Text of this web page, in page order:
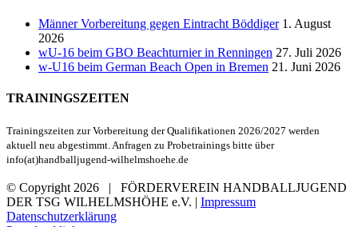
Männer Vorbereitung gegen Eintracht Böddiger 1. August
2026
wU-16 beim GBO Beachturnier in Renningen 27. Juli 2026
w-U16 beim German Beach Open in Bremen 21. Juni 2026
TRAININGSZEITEN
Trainingszeiten zur Vorbereitung der Qualifikationen 2026/2027 werden
aktuell neu abgestimmt. Anfragen zu Probetrainings bitte über
info(at)handballjugend-wilhelmshoehe.de
© Copyright 2026 | FÖRDERVEREIN HANDBALLJUGEND
DER TSG WILHELMSHÖHE e.V. | Impressum
Datenschutzerklärung